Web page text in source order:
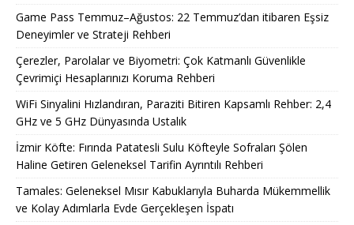
Game Pass Temmuz–Ağustos: 22 Temmuz’dan itibaren Eşsiz
Deneyimler ve Strateji Rehberi
Çerezler, Parolalar ve Biyometri: Çok Katmanlı Güvenlikle
Çevrimiçi Hesaplarınızı Koruma Rehberi
WiFi Sinyalini Hızlandıran, Paraziti Bitiren Kapsamlı Rehber: 2,4
GHz ve 5 GHz Dünyasında Ustalık
İzmir Köfte: Fırında Patatesli Sulu Köfteyle Sofraları Şölen
Haline Getiren Geleneksel Tarifin Ayrıntılı Rehberi
Tamales: Geleneksel Mısır Kabuklarıyla Buharda Mükemmellik
ve Kolay Adımlarla Evde Gerçekleşen İspatı